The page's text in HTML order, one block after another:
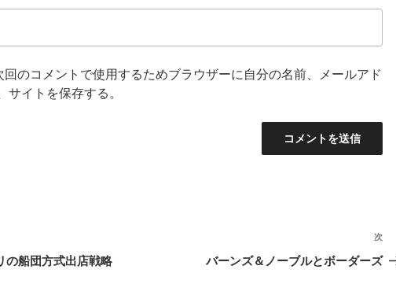
回のコメントで使用するためブラウザーに自分の名前、メールアド
サイトを保存する。
の船団方式出店戦略
次
の
次
バーンズ＆ノーブルとボーダーズ